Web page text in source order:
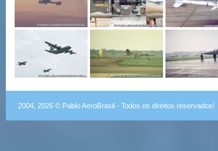
2004, 2026 © Pablo AeroBrasil - Todos os direitos reservados!